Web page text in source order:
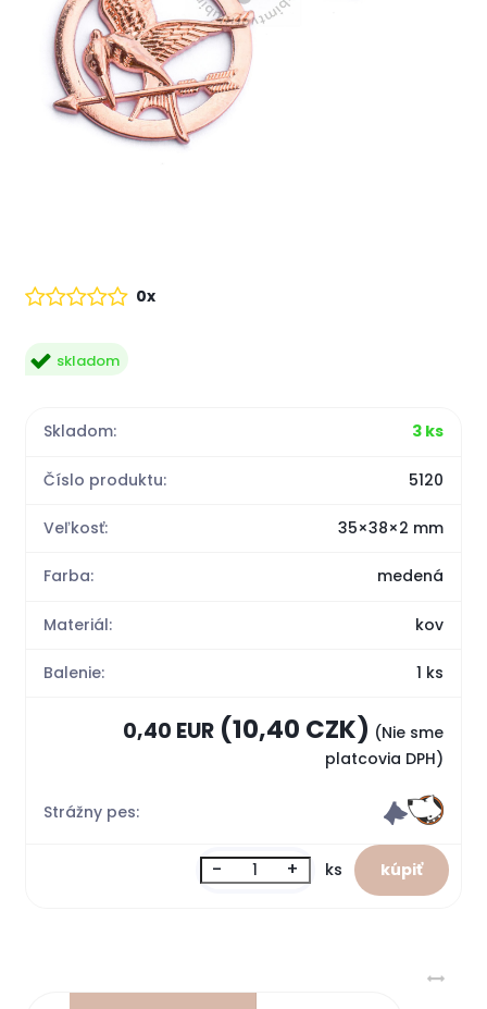
skladom
0x
Skladom: 3 ks
Číslo produktu: 5120
Veľkosť: 35×38×2 mm
Farba: medená
Materiál: kov
Balenie: 1 ks
0,40 EUR(10,40 CZK) (Nie sme
platcovia DPH)
Strážny pes:
- + ks